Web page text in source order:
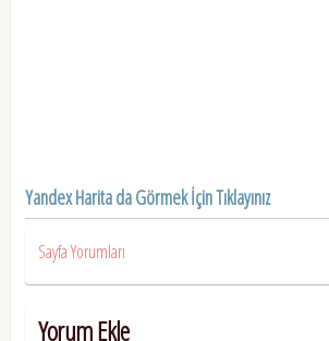
Yandex Harita da Görmek İçin Tıklayınız
Sayfa Yorumları
Yorum Ekle